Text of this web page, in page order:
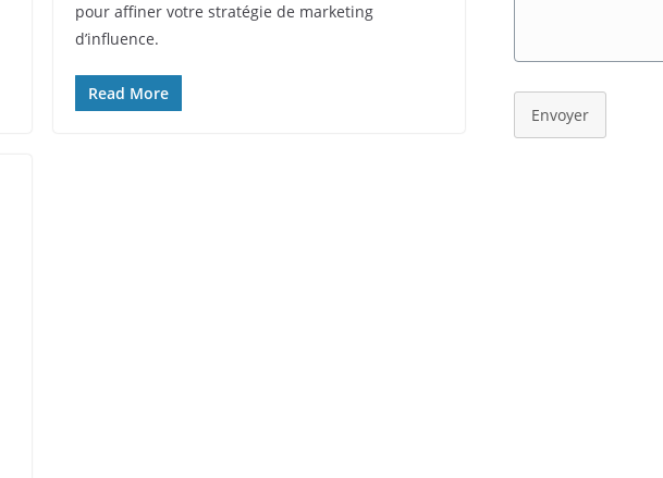
pour affiner votre stratégie de marketing
d’influence.
Read More
Envoyer